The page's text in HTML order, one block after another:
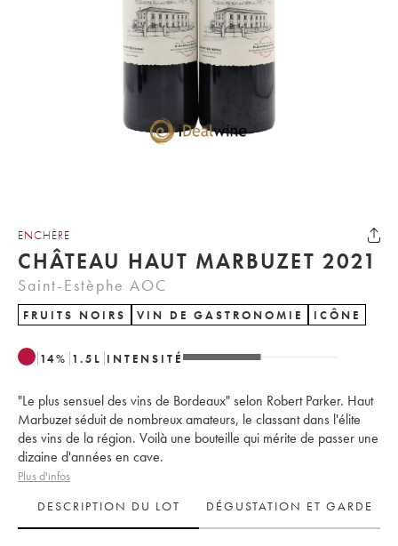
ENCHÈRE
CHÂTEAU HAUT MARBUZET 2021
Saint-Estèphe AOC
FRUITS NOIRS VIN DE GASTRONOMIE ICÔNE
14% 1.5 L INTENSITÉ
"Le plus sensuel des vins de Bordeaux" selon Robert Parker. Haut
Marbuzet séduit de nombreux amateurs, le classant dans l'élite
des vins de la région. Voilà une bouteille qui mérite de passer une
dizaine d'années en cave.
Plus d'infos
DESCRIPTION DU LOT
DÉGUSTATION ET GARDE